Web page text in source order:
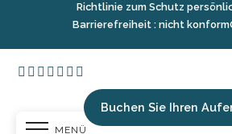
MENÜ
Buchen Sie Ihren
Richtlinie zum Schutz
Barrierefreiheit : nicht konform